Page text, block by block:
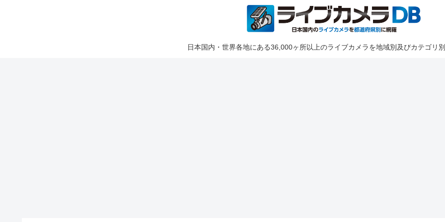
日本国内・世界各地にある36,000ヶ所以上のライブカメラを地域別及びカテゴリ別